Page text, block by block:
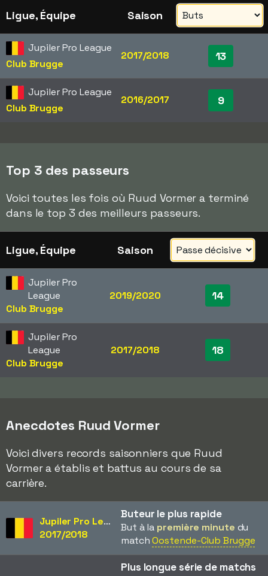
Ligue, Équipe Saison
Jupiler Pro League
Club Brugge
2017/2018 13
Jupiler Pro League
Club Brugge
2016/2017 9
Top 3 des passeurs
Voici toutes les fois où Ruud Vormer a terminé
dans le top 3 des meilleurs passeurs.
Ligue, Équipe Saison
Jupiler Pro
League
Club Brugge
2019/2020 14
Jupiler Pro
League
Club Brugge
2017/2018 18
Anecdotes Ruud Vormer
Voici divers records saisonniers que Ruud
Vormer a établis et battus au cours de sa
carrière.
Jupiler Pro League
2017/2018
Buteur le plus rapide
But à la première minute du
matchOostende-Club Brugge
Plus longue série de matchs